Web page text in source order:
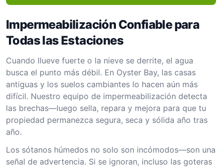
Impermeabilización Confiable para
Todas las Estaciones
Cuando llueve fuerte o la nieve se derrite, el agua
busca el punto más débil. En Oyster Bay, las casas
antiguas y los suelos cambiantes lo hacen aún más
difícil. Nuestro equipo de impermeabilización detecta
las brechas—luego sella, repara y mejora para que tu
propiedad permanezca segura, seca y sólida año tras
año.
Los sótanos húmedos no solo son incómodos—son una
señal de advertencia. Si se ignoran, incluso las goteras